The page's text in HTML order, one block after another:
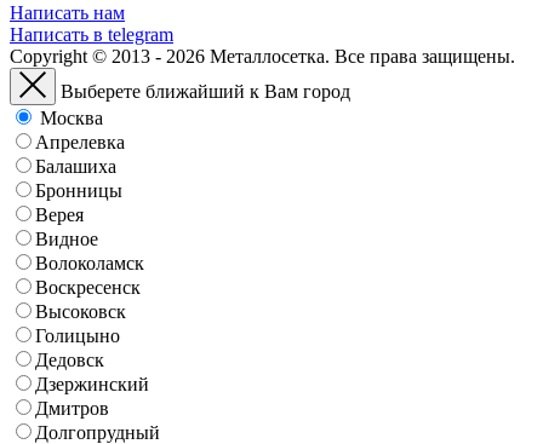
Написать нам
Написать в telegram
Copyright © 2013 - 2026 Металлосетка. Все права защищены.
Выберете ближайший к Вам город
Москва
Апрелевка
Балашиха
Бронницы
Верея
Видное
Волоколамск
Воскресенск
Высоковск
Голицыно
Дедовск
Дзержинский
Дмитров
Долгопрудный